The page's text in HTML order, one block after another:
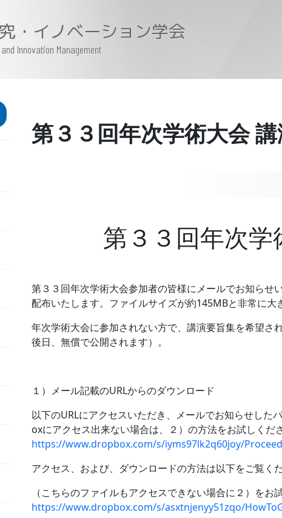
・イノベーション学会
Innovation Management
第３３回年次学術大会
第３３回年次
第３３回年次学術大会参加者の皆様にメールでお知らせ
配布いたします。ファイルサイズが約145MBと非常に大
年次学術大会に参加されない方で、講演要旨集を希望さ
後日、無償で公開されます）。
１）メール記載のURLからのダウンロード
以下のURLにアクセスいただき、メールでお知らせし
oxにアクセス出来ない場合は、２）の方法をお試しくだ
https://www.dropbox.com/s/iyms97lk2q60joy/
アクセス、および、ダウンロードの方法は以下をご覧くだ
（こちらのファイルもアクセスできない場合に２）をお
https://www.dropbox.com/s/asxtnjenyy51zqo/